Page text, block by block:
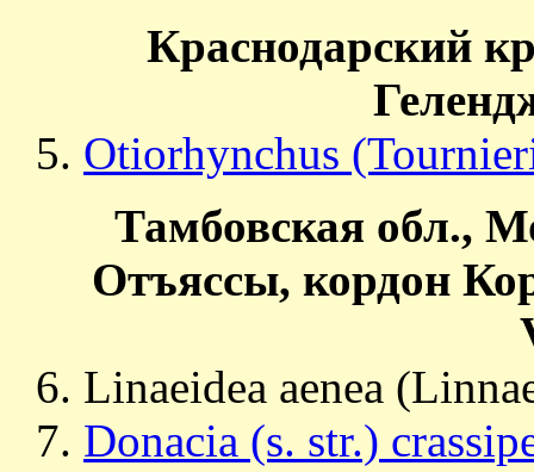
Краснодарский
Otiorhynchus
Тамбовская обл.,
Отъяссы, кордон
Linaeidea aenea
Donacia (s. str.)